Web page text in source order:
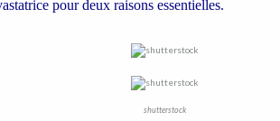
pour deux raisons essentielles.
shutterstock